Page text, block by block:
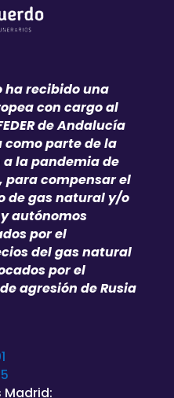
ha recibido una
con cargo al
de Andalucía
como parte de la
a la pandemia de
para compensar el
de gas natural y/o
autónomos
por el
del gas natural
por el
agresión de Rusia
Madrid: